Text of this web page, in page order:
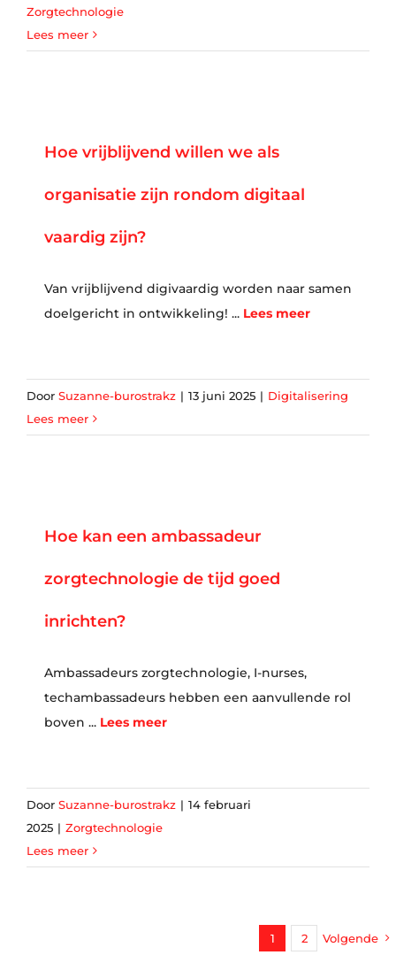
Zorgtechnologie
Lees meer
Hoe vrijblijvend willen we als
organisatie zijn rondom digitaal
vaardig zijn?
Van vrijblijvend digivaardig worden naar samen
doelgericht in ontwikkeling! ... Lees meer
Door Suzanne-burostrakz | 13 juni 2025 | Digitalisering
Lees meer
Hoe kan een ambassadeur
zorgtechnologie de tijd goed
inrichten?
Ambassadeurs zorgtechnologie, I-nurses,
techambassadeurs hebben een aanvullende rol
boven ... Lees meer
Door Suzanne-burostrakz | 14 februari
2025 | Zorgtechnologie
Lees meer
1 2 Volgende